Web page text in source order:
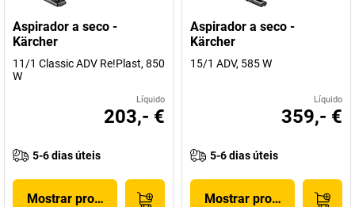
Aspirador a seco -
Kärcher
11/1 Classic ADV Re!Plast, 850
W
Líquido
203,- €
5-6 dias úteis
Mostrar produto
Aspirador a seco -
Kärcher
15/1 ADV, 585 W
Líquido
359,- €
5-6 dias úteis
Mostrar produto